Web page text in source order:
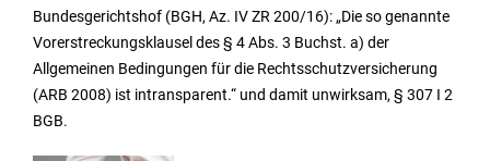
Bundesgerichtshof (BGH, Az. IV ZR 200/16): „Die so genannte
Vorerstreckungsklausel des § 4 Abs. 3 Buchst. a) der
Allgemeinen Bedingungen für die Rechtsschutzversicherung
(ARB 2008) ist intransparent.“ und damit unwirksam, § 307 I 2
BGB.